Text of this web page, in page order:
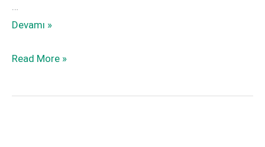
…
Telefoto
Fotoğraf
Sinirinizi
Devamı »
Telefoto
Fotoğraf
Read More »